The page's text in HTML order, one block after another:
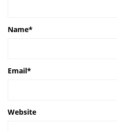
Name*
Email*
Website